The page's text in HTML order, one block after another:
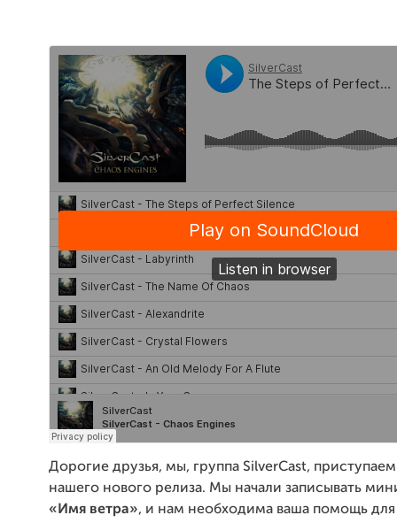
Дорогие друзья, мы, группа SilverСast, приступаем
нашего нового релиза. Мы начали записывать
«Имя ветра», и нам необходима ваша помощь